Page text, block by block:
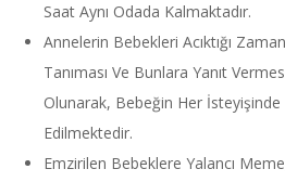
Saat Aynı Odada Kalmaktadır.
Annelerin Bebekleri Acıktığı
Tanıması Ve Bunlara Yanıt
Olunarak, Bebeğin Her
Edilmektedir.
Emzirilen Bebeklere Yalancı